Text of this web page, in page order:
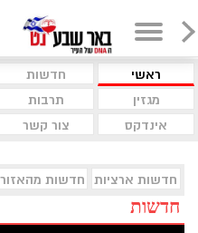
ראשי חדשות
מגזין
תרבות
אינדקס
צור קשר
חדשות ארציות חדשות מהאזור
חדשות